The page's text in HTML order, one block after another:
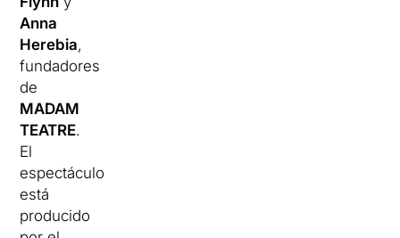
Anna
Herebia,
fundadores
de
MADAM
TEATRE.
El
espectáculo
está
producido